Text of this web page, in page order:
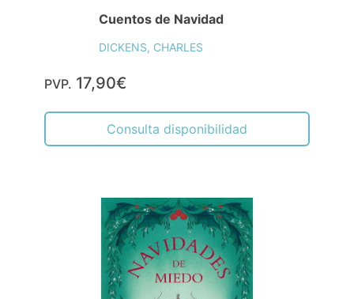
Cuentos de Navidad
DICKENS, CHARLES
PVP. 17,90€
Consulta disponibilidad